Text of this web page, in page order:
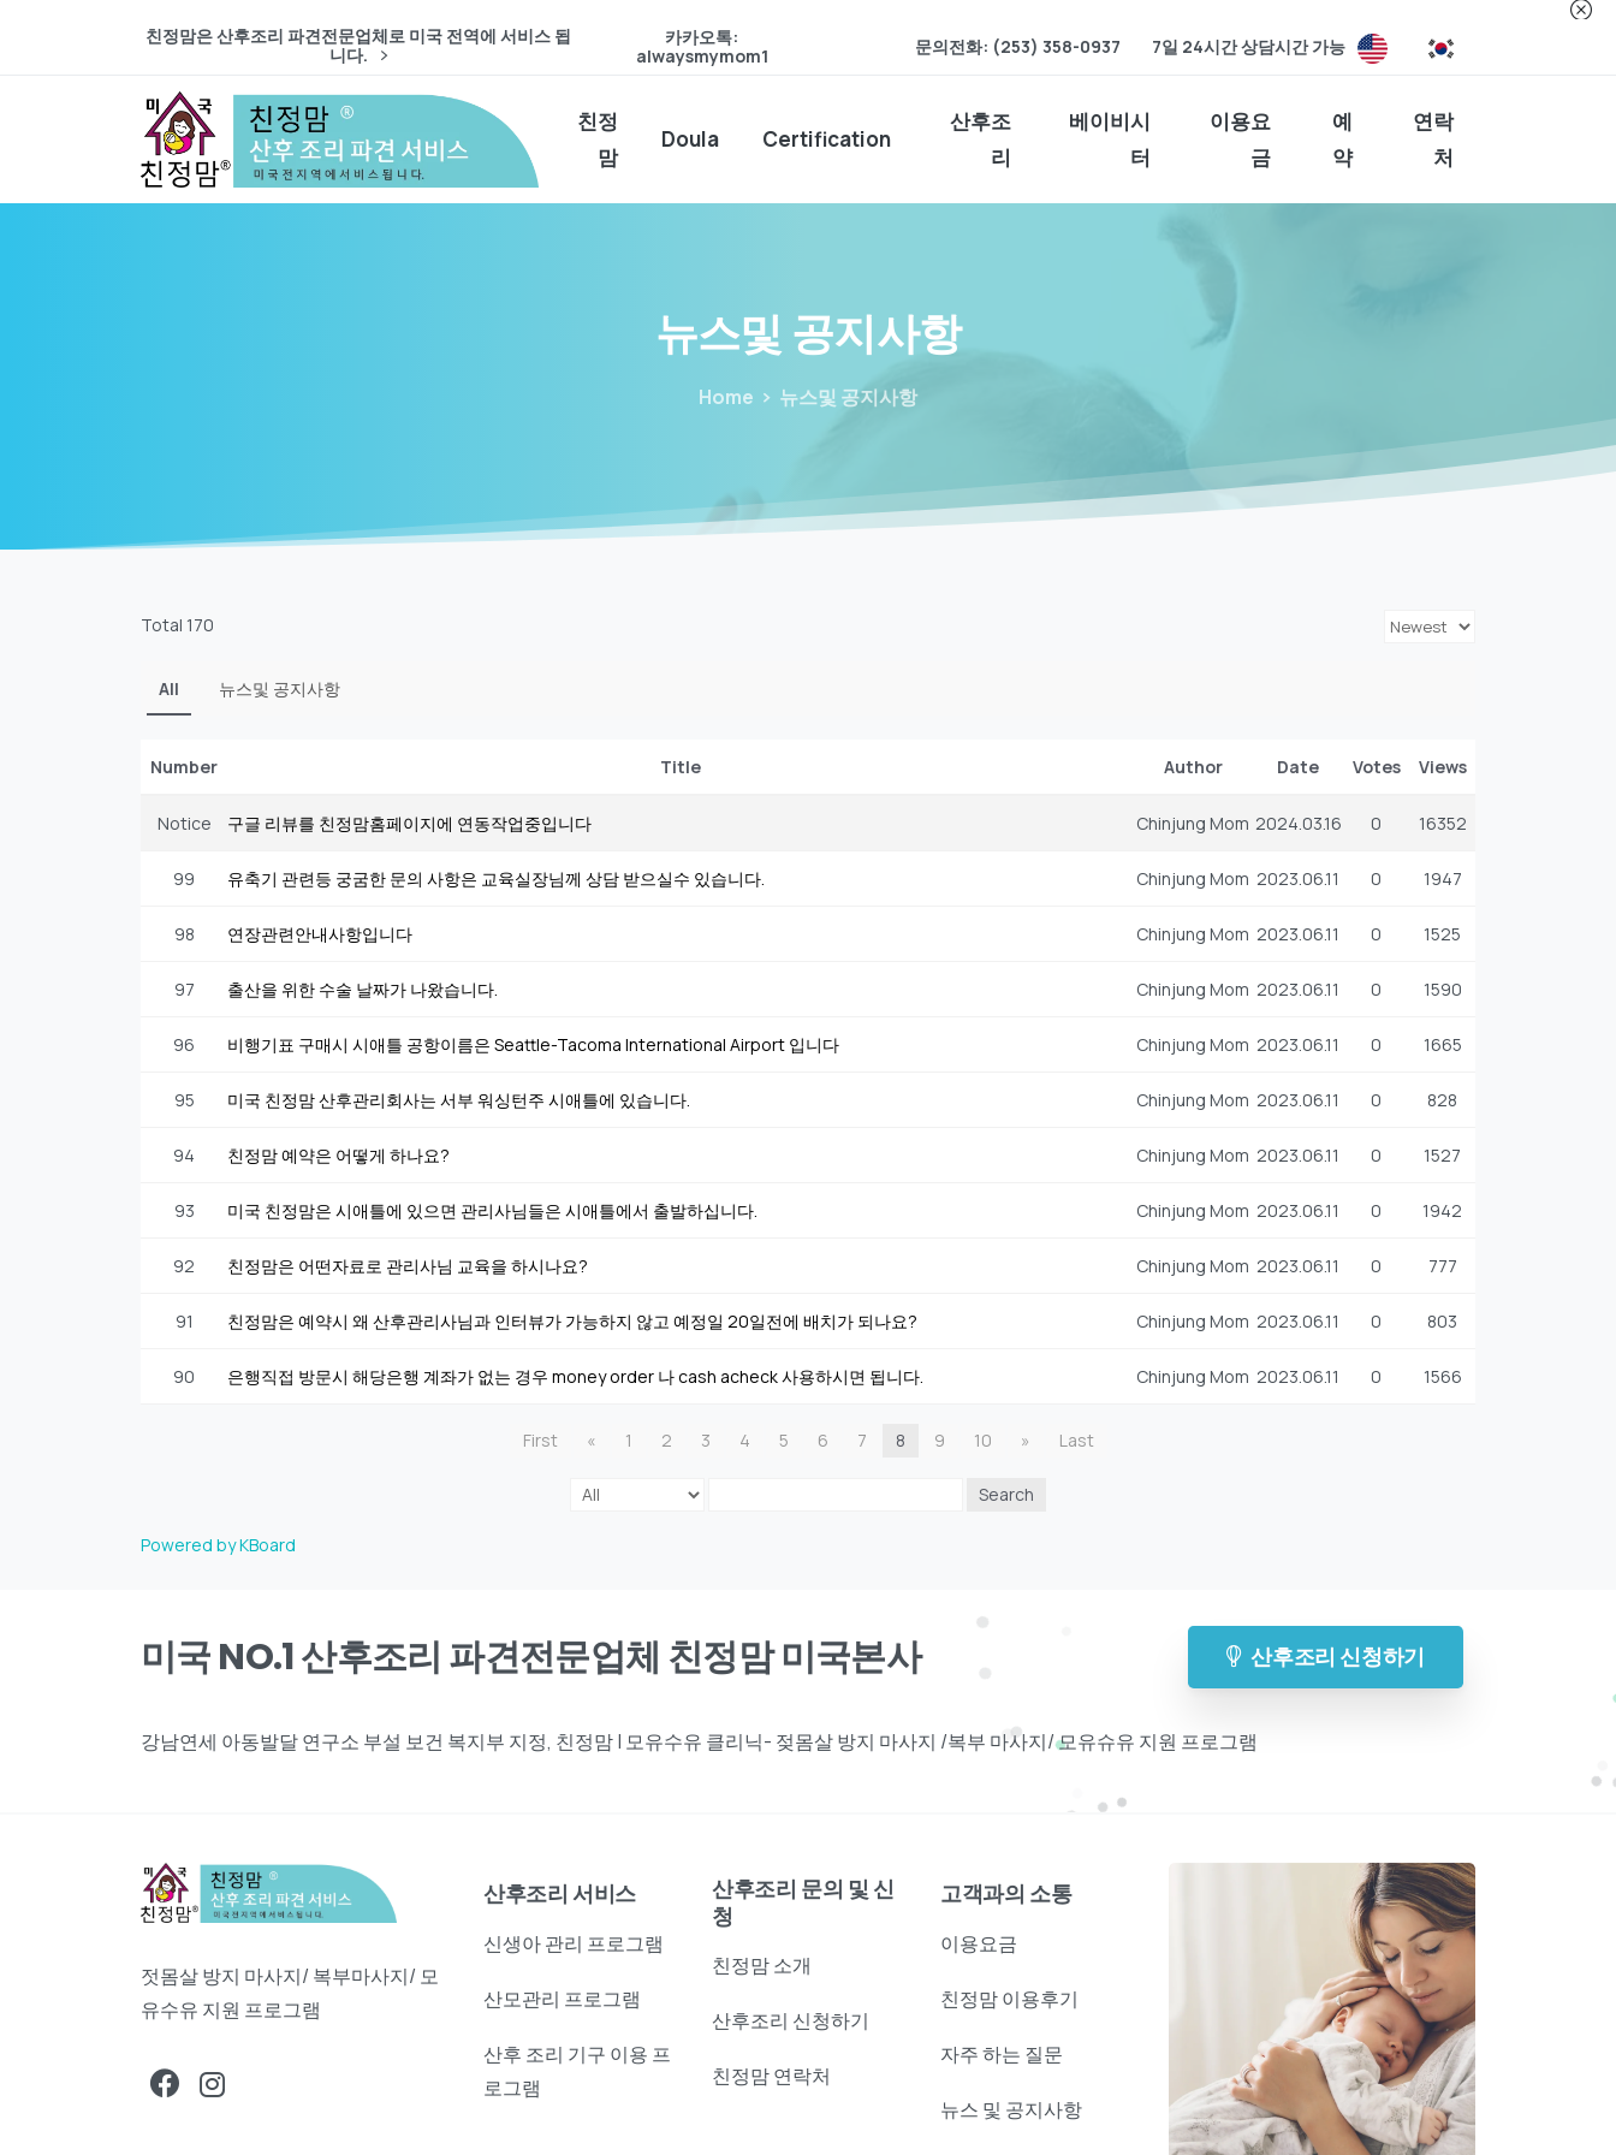
친정맘은 산후조리 파견전문업체로 미국 전역에 서비스 됩
니다.
카카오톡:
alwaysmymom1
문의전화: (253) 358-0937 7일 24시간 상담시간 가능
친정
맘
Doula Certification
산후조
리
베이비시
터
이용요
금
예
약
연락
처
뉴스및공지사항
Home 뉴스및 공지사항
Total 170
All 뉴스및 공지사항
Number Title Author Date Votes Views
Notice 구글 리뷰를 친정맘홈페이지에 연동작업중입니다 Chinjung Mom 2024.03.16 0 16352
99 유축기 관련등 궁굼한 문의 사항은 교육실장님께 상담 받으실수 있습니다. Chinjung Mom 2023.06.11 0 1947
98 연장관련안내사항입니다 Chinjung Mom 2023.06.11 0 1525
97 출산을 위한 수술 날짜가 나왔습니다. Chinjung Mom 2023.06.11 0 1590
96 비행기표 구매시 시애틀 공항이름은 Seattle-Tacoma International Airport 입니다 Chinjung Mom 2023.06.11 0 1665
95 미국 친정맘 산후관리회사는 서부 워싱턴주 시애틀에 있습니다. Chinjung Mom 2023.06.11 0 828
94 친정맘 예약은 어떻게 하나요? Chinjung Mom 2023.06.11 0 1527
93 미국 친정맘은 시애틀에 있으면 관리사님들은 시애틀에서 출발하십니다. Chinjung Mom 2023.06.11 0 1942
92 친정맘은 어떤자료로 관리사님 교육을 하시나요? Chinjung Mom 2023.06.11 0 777
91 친정맘은 예약시 왜 산후관리사님과 인터뷰가 가능하지 않고 예정일 20일전에 배치가 되나요? Chinjung Mom 2023.06.11 0 803
90 은행직접 방문시 해당은행 계좌가 없는 경우 money order 나 cash acheck 사용하시면 됩니다. Chinjung Mom 2023.06.11 0 1566
First « 1 2 3 4 5 6 7 8 9 10 » Last
Search
Powered by KBoard
미국 NO.1 산후조리 파견전문업체 친정맘 미국본사 산후조리 신청하기
강남연세 아동발달 연구소 부설 보건 복지부 지정, 친정맘 | 모유수유 클리닉- 젖몸살 방지 마사지 /복부 마사지/ 모유슈유 지원 프로그램
젓몸살 방지 마사지/ 복부마사지/ 모
유수유 지원 프로그램
산후조리 서비스
신생아 관리 프로그램
산모관리 프로그램
산후 조리 기구 이용 프
로그램
산후조리 문의 및 신
청
친정맘 소개
산후조리 신청하기
친정맘 연락처
고객과의 소통
이용요금
친정맘 이용후기
자주 하는 질문
뉴스 및 공지사항